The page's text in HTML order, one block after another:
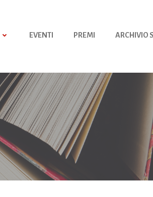
EVENTI PREMI ARCHIVIO